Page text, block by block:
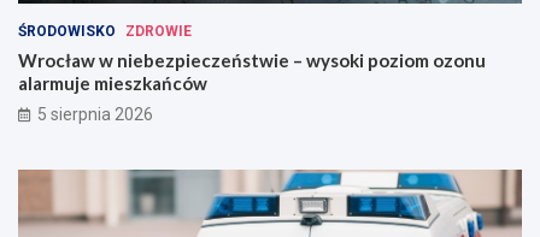
ŚRODOWISKO ZDROWIE
Wrocław w niebezpieczeństwie – wysoki poziom ozonu
alarmuje mieszkańców
5 sierpnia 2026